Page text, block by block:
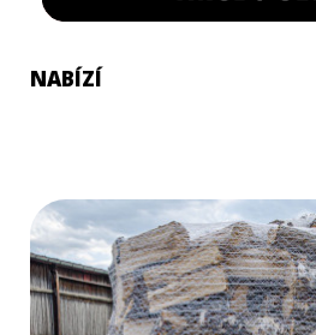
NABÍZÍ